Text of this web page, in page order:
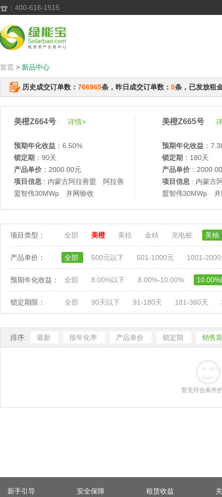
 ：400-616-1515
首页 > 新品中心
历史成交订单数： 766965条，昨日成交订单数： 0条，已发放租
美橙Z664号 详情>
预期年化收益 ：6.50%
锁定期 ：90天
产品单价 ：2000.00元
项目信息 : 内蒙古阿拉善盟 阿拉善
盟智伟30MWp 并网验收
美橙Z665号
预期年化收益 ：
锁定期 ：180天
产品单价 ：
项目信息 : 内蒙古
盟智伟30MWp 并
项目类型： 全部 美橙 美桔 金桔 充电桩 美柚
产品单价： 全部 500元以下 501-1000元 1001-
预期年化收益： 全部 8.00%以下 8.00%-10.00%
锁定期限： 全部 90天以下 91-180天 181-360天
排序: 最新 按年化率 产品单价 锁定期 销售
暂无符合条件
新手引导 安全保障 租赁收益